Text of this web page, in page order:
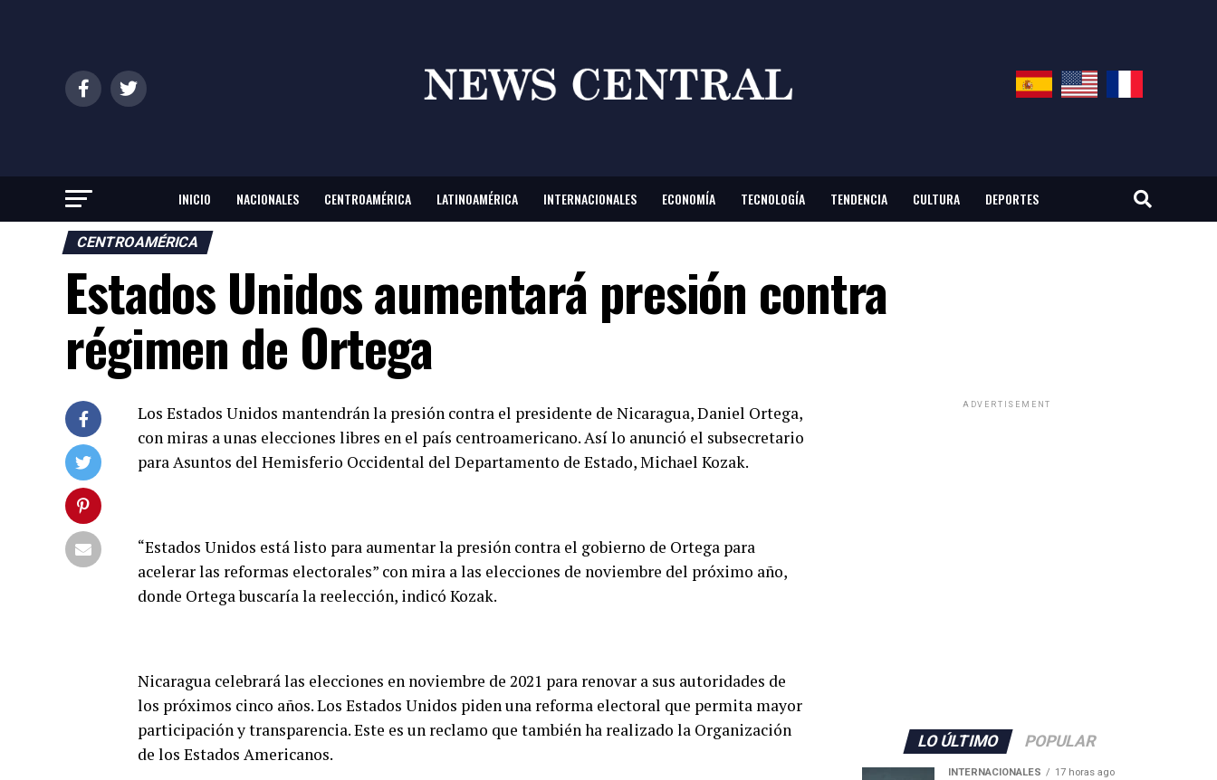
INICIO NACIONALES CENTROAMÉRICA LATINOAMÉRICA INTERNACIONALES ECONOMÍA TECNOLOGÍA TENDENCIA CULTURA DEPORTES
CENTROAMÉRICA
Estados Unidos aumentará presión contra
régimen de Ortega
Los Estados Unidos mantendrán la presión contra el presidente de Nicaragua, Daniel Ortega,
con miras a unas elecciones libres en el país centroamericano. Así lo anunció el subsecretario
para Asuntos del Hemisferio Occidental del Departamento de Estado, Michael Kozak.
“Estados Unidos está listo para aumentar la presión contra el gobierno de Ortega para
acelerar las reformas electorales” con mira a las elecciones de noviembre del próximo año,
donde Ortega buscaría la reelección, indicó Kozak.
Nicaragua celebrará las elecciones en noviembre de 2021 para renovar a sus autoridades de
los próximos cinco años. Los Estados Unidos piden una reforma electoral que permita mayor
participación y transparencia. Este es un reclamo que también ha realizado la Organización
de los Estados Americanos.
ADVERTISEMENT
LO ÚLTIMO POPULAR
INTERNACIONALES 17 horas ago